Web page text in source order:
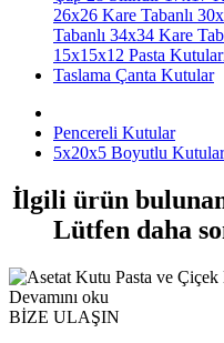
26x26 Kare Tabanlı
Tabanlı 34x34 Kare
15x15x12 Pasta
Taslama Çanta Kutular
Pencereli Kutular
5x20x5 Boyutlu Kutular
İlgili ürün
Lütfen daha
Devamını oku
BİZE ULAŞIN